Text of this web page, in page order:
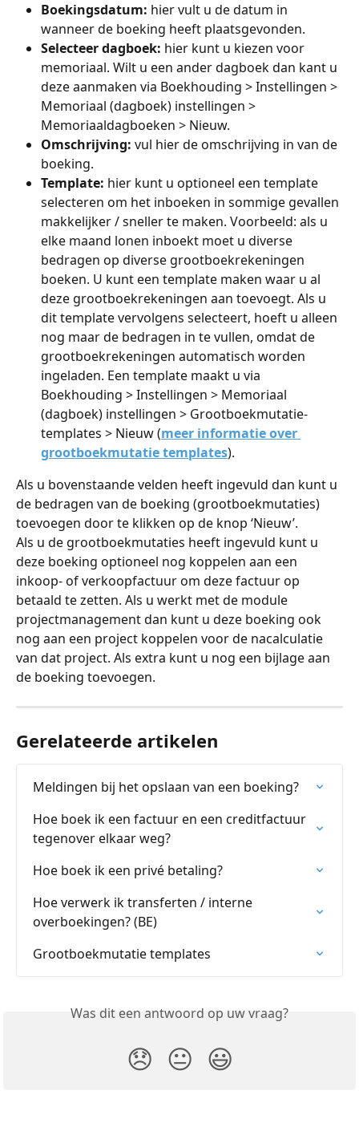
Boekingsdatum: hier vult u de datum in
wanneer de boeking heeft plaatsgevonden.
Selecteer dagboek: hier kunt u kiezen voor
memoriaal. Wilt u een ander dagboek dan kant u
deze aanmaken via Boekhouding > Instellingen >
Memoriaal (dagboek) instellingen >
Memoriaaldagboeken > Nieuw.
Omschrijving: vul hier de omschrijving in van de
boeking.
Template: hier kunt u optioneel een template
selecteren om het inboeken in sommige gevallen
makkelijker / sneller te maken. Voorbeeld: als u
elke maand lonen inboekt moet u diverse
bedragen op diverse grootboekrekeningen
boeken. U kunt een template maken waar u al
deze grootboekrekeningen aan toevoegt. Als u
dit template vervolgens selecteert, hoeft u alleen
nog maar de bedragen in te vullen, omdat de
grootboekrekeningen automatisch worden
ingeladen. Een template maakt u via
Boekhouding > Instellingen > Memoriaal
(dagboek) instellingen > Grootboekmutatie-
templates > Nieuw (meer informatie over
grootboekmutatie templates).
Als u bovenstaande velden heeft ingevuld dan kunt u
de bedragen van de boeking (grootboekmutaties)
toevoegen door te klikken op de knop ‘Nieuw’.
Als u de grootboekmutaties heeft ingevuld kunt u
deze boeking optioneel nog koppelen aan een
inkoop- of verkoopfactuur om deze factuur op
betaald te zetten. Als u werkt met de module
projectmanagement dan kunt u deze boeking ook
nog aan een project koppelen voor de nacalculatie
van dat project. Als extra kunt u nog een bijlage aan
de boeking toevoegen.
Gerelateerde artikelen
Meldingen bij het opslaan van een boeking?
Hoe boek ik een factuur en een creditfactuur
tegenover elkaar weg?
Hoe boek ik een privé betaling?
Hoe verwerk ik transferten / interne
overboekingen? (BE)
Grootboekmutatie templates
Was dit een antwoord op uw vraag?
😞 😐 😃